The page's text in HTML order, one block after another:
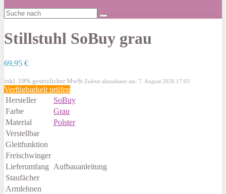
Stillstuhl SoBuy grau
69,95 €
inkl. 19% gesetzlicher MwSt. Zuletzt aktualisiert am: 7. August 2026 17:03
Verfügbarkeit prüfen
Hersteller
SoBuy
Farbe
Grau
Material
Polster
Verstellbar
Gleitfunktion
Freischwinger
Lieferumfang
Aufbauanleitung
Staufächer
Armlehnen